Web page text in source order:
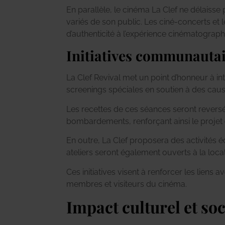
En parallèle, le cinéma La Clef ne
variés de son public. Les ciné-concerts
d’authenticité à l’expérience
Initiatives
La Clef Revival met un point d’honneur à
screenings spéciales en soutien à des
Les recettes de ces séances seront
bombardements, renforçant ainsi le projet
En outre, La Clef proposera des activités
ateliers seront également ouverts à la
Ces initiatives visent à renforcer les liens
membres et visiteurs du cinéma.
Impact culturel et